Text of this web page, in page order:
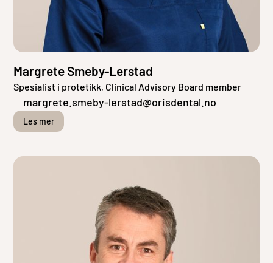
Margrete Smeby-Lerstad
Spesialist i protetikk, Clinical Advisory Board member
margrete.smeby-lerstad@orisdental.no
Les mer